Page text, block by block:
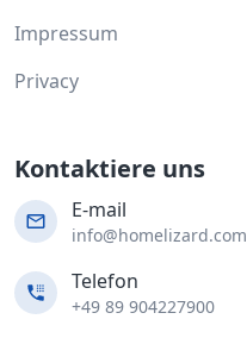
Impressum
Privacy
Kontaktiere uns
E-mail
info@homelizard.com
Telefon
+49 89 904227900